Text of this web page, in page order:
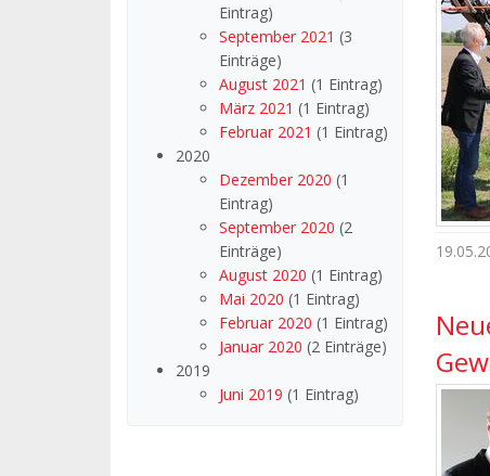
Eintrag)
September 2021 (3
Einträge)
August 2021 (1 Eintrag)
März 2021 (1 Eintrag)
Februar 2021 (1 Eintrag)
2020
Dezember 2020 (1
Eintrag)
September 2020 (2
Einträge)
August 2020 (1 Eintrag)
Mai 2020 (1 Eintrag)
Februar 2020 (1 Eintrag)
Januar 2020 (2 Einträge)
2019
Juni 2019 (1 Eintrag)